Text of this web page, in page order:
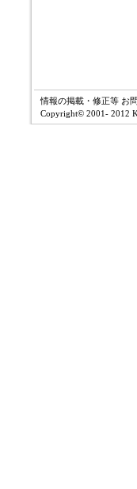
情報の掲載・修正等 お
Copyright© 2001- 2012